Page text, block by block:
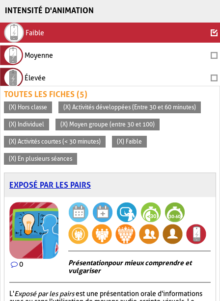
INTENSITÉ D'ANIMATION
Faible
Moyenne
Élevée
TOUTES LES FICHES (5)
(X) Hors classe (X) Activités développées (Entre 30 et 60 minutes)
(X) Individuel (X) Moyen groupe (entre 30 et 100)
(X) Activités courtes (< 30 minutes) (X) Faible
(X) En plusieurs séances
EXPOSÉ PAR LES PAIRS
0
Présentation pour mieux comprendre et
vulgariser
L'Exposé par les pairsest une présentation orale d'informations